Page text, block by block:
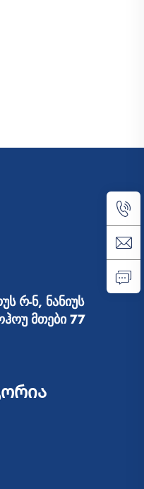
რ-ნ, ნანიუს
მთები 77